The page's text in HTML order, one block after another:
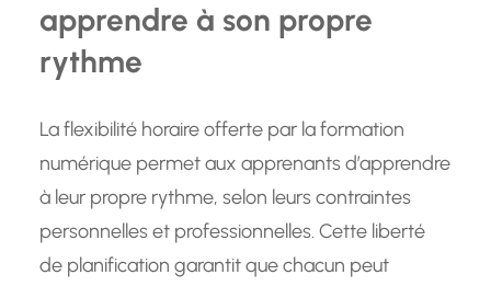
apprendre à son propre
rythme
La flexibilité horaire offerte par la formation
numérique permet aux apprenants d’apprendre
à leur propre rythme, selon leurs contraintes
personnelles et professionnelles. Cette liberté
de planification garantit que chacun peut